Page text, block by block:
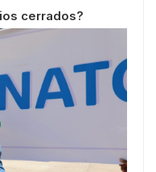
cerrados?